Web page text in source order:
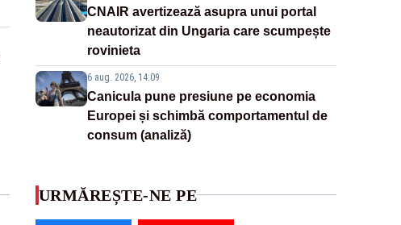
CNAIR avertizează asupra unui portal
neautorizat din Ungaria care scumpește
rovinieta
6 aug. 2026, 14:09
Canicula pune presiune pe economia
Europei și schimbă comportamentul de
consum (analiză)
URMĂREȘTE-NE PE